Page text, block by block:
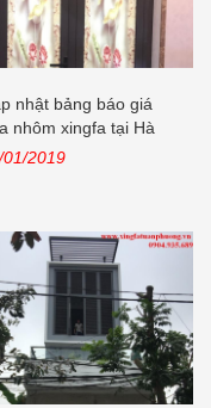
nhật bảng báo giá
nhôm xingfa tại Hà
năm...
01/2019